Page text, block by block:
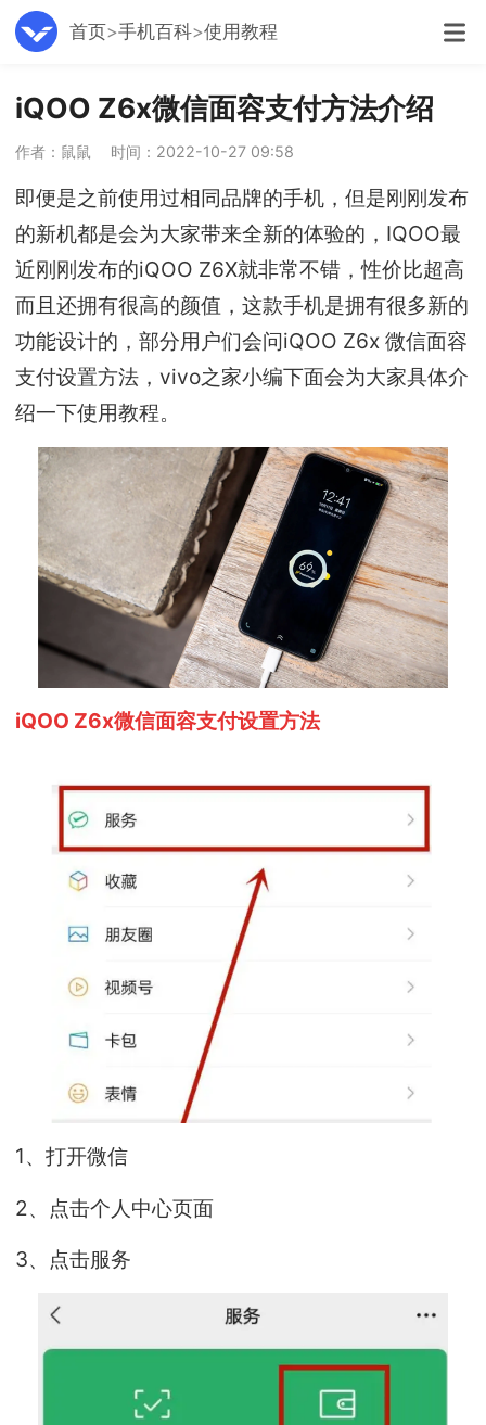
首页 手机百科 使用教程
iQOO Z6x微信面容支付方法介绍
作者：鼠鼠 时间：2022-10-27 09:58
即便是之前使用过相同品牌的手机，但是刚刚发布
的新机都是会为大家带来全新的体验的，IQOO最
近刚刚发布的iQOO Z6X就非常不错，性价比超高
而且还拥有很高的颜值，这款手机是拥有很多新的
功能设计的，部分用户们会问iQOO Z6x 微信面容
支付设置方法，vivo之家小编下面会为大家具体介
绍一下使用教程。
iQOO Z6x微信面容支付设置方法
1、打开微信
2、点击个人中心页面
3、点击服务